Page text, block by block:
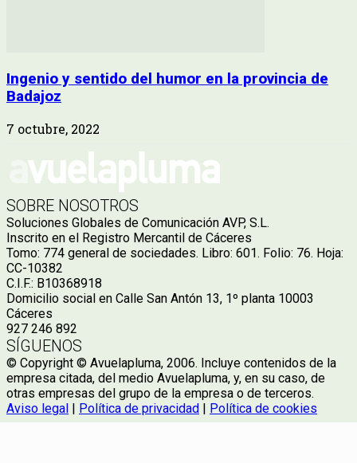
Ingenio y sentido del humor en la provincia de
Badajoz
7 octubre, 2022
SOBRE NOSOTROS
Soluciones Globales de Comunicación AVP, S.L.
Inscrito en el Registro Mercantil de Cáceres
Tomo: 774 general de sociedades. Libro: 601. Folio: 76. Hoja:
CC-10382
C.I.F.: B10368918
Domicilio social en Calle San Antón 13, 1º planta 10003
Cáceres
927 246 892
SÍGUENOS
© Copyright © Avuelapluma, 2006. Incluye contenidos de la
empresa citada, del medio Avuelapluma, y, en su caso, de
otras empresas del grupo de la empresa o de terceros.
Aviso legal | Política de privacidad | Política de cookies